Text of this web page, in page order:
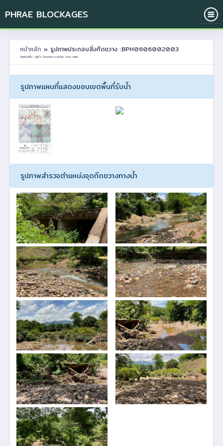
PHRAE BLOCKAGES
หน้าหลัก » รูปภาพประกอบสิ่งกีดขวาง :BPH0606002003
ตำแหน่งที่ตั้ง : หมู่ที่ 2 บ้านนาฝาย ต.สะเอียบ อ.สอง จ.แพร่
รูปภาพแผนที่แสดงขอบเขตพื้นที่รับน้ำ
รูปภาพสำรวจตำแหน่งจุดกีดขวางทางน้ำ